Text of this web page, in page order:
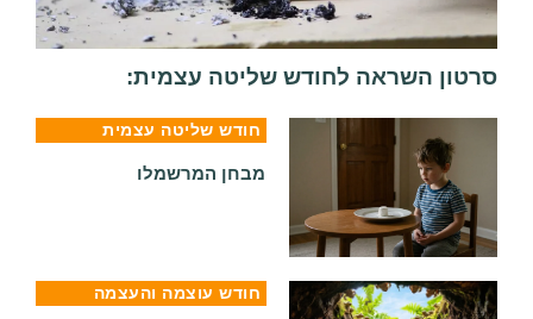
סרטון השראה לחודש שליטה עצמית:
חודש שליטה עצמית
מבחן המרשמלו
חודש עוצמה והעצמה